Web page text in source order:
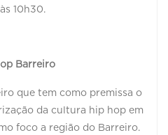
10h30.
Barreiro
que tem como premissa o
da cultura hip hop em
foco a região do Barreiro.